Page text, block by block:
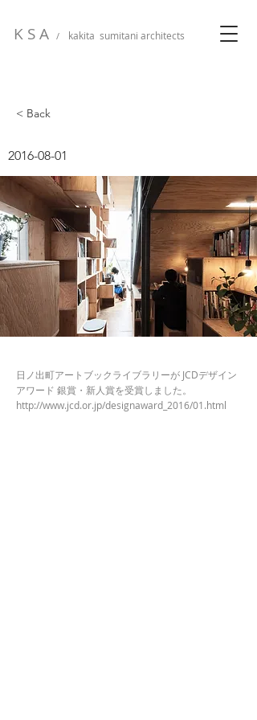
K S A / kakita sumitani architects
< Back
2016-08-01
日ノ出町アートブックライブラリーが JCDデザイン
アワード 銀賞・新人賞を受賞しました。
http://www.jcd.or.jp/designaward_2016/01.html